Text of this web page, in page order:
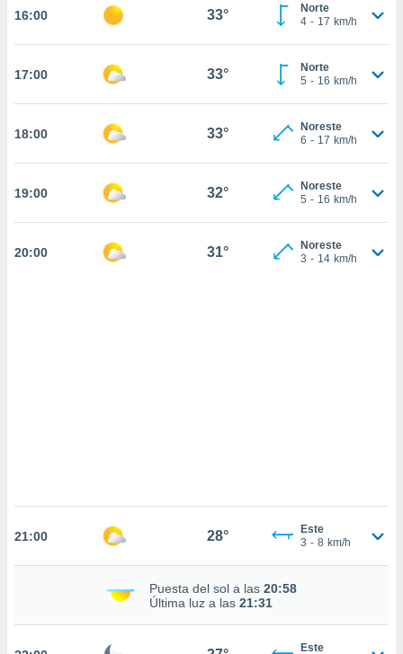
todas
nos
y análisis
como
y
en
más
sitio
16:00 33°
Norte
4 - 17 km/h
17:00 33°
Norte
5 - 16 km/h
18:00 33°
Noreste
6 - 17 km/h
19:00 32°
Noreste
5 - 16 km/h
20:00 31°
Noreste
3 - 14 km/h
21:00 28°
Este
3 - 8 km/h
Puesta del sol a las 20:58
Última luz a las 21:31
Este